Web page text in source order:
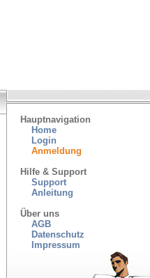
Hauptnavigation
Home
Login
Anmeldung
Hilfe & Support
Support
Anleitung
Über uns
AGB
Datenschutz
Impressum